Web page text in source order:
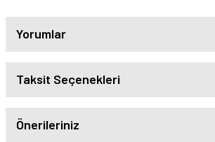
Yorumlar
Taksit Seçenekleri
Önerileriniz